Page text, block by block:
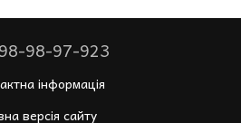
98-97-923
інформація
версія сайту